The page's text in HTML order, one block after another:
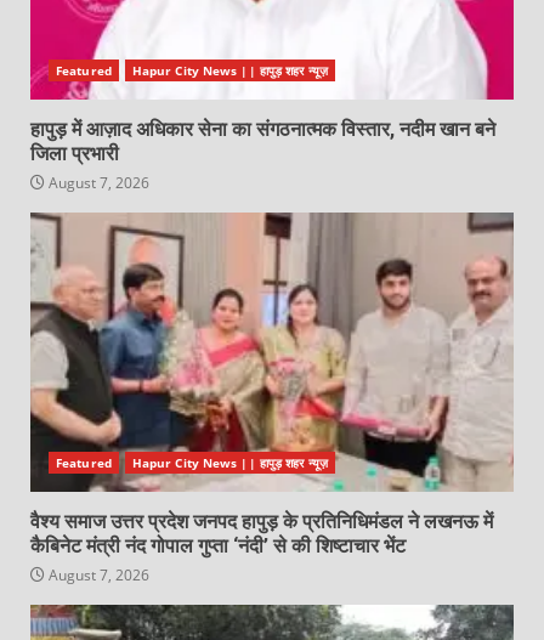
Featured Hapur City News || हापुड़ शहर न्यूज़
हापुड़ में आज़ाद अधिकार सेना का संगठनात्मक विस्तार, नदीम खान बने
जिला प्रभारी
August 7, 2026
Featured Hapur City News || हापुड़ शहर न्यूज़
वैश्य समाज उत्तर प्रदेश जनपद हापुड़ के प्रतिनिधिमंडल ने लखनऊ में
कैबिनेट मंत्री नंद गोपाल गुप्ता ‘नंदी’ से की शिष्टाचार भेंट
August 7, 2026